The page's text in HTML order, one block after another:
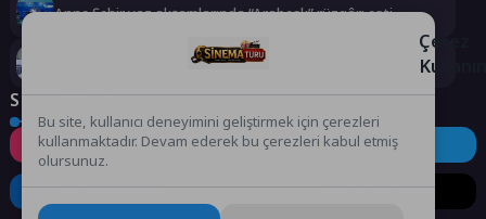
Anne Şehir yaz akşamlarında “Arabesk” rüzgârı esti
Didim Belediyesi dayanışmayı büyütüyor
Sosyal Medya
Instagram Facebook Twitter
LinkedIn YouTube TikTok
Çerez
Bu site, kullanıcı deneyimini geliştirmek için çerezleri
kullanmaktadır. Devam ederek bu çerezleri kabul etmiş
olursunuz.